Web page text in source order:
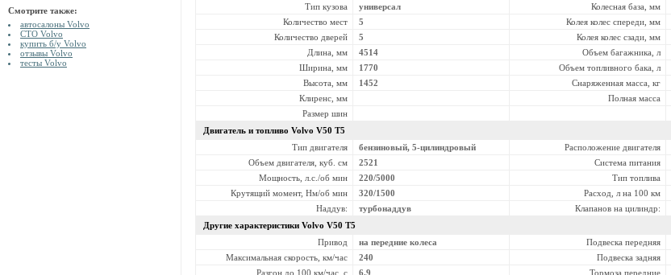
Смотрите также:
автосалоны Volvo
СТО Volvo
купить б/у Volvo
отзывы Volvo
тесты Volvo
Тип кузова
универсал Колесная база, мм
Количество мест
5 Колея колес спереди, мм
Количество дверей
5 Колея колес сзади, мм
Длина, мм
4514
Объем багажника, л
Ширина, мм
1770 Объем топливного бака, л
Высота, мм
1452 Снаряженная масса, кг
Клиренс, мм
Полная масса
Размер шин
Двигатель и топливо Volvo V50 T5
Тип двигателя
бензиновый, 5-цилиндровый Расположение двигателя
Объем двигателя, куб. см
2521 Система питания
Мощность, л.с./об мин
220/5000 Тип топлива
Крутящий момент, Нм/об мин
320/1500 Расход, л на 100 км
Наддув:
турбонаддув Клапанов на цилиндр:
Другие характеристики Volvo V50 T5
Привод
на передние колеса Подвеска передняя
Максимальная скорость, км/час
240 Подвеска задняя
Разгон до 100 км/час, с
6.9 Тормоза передние